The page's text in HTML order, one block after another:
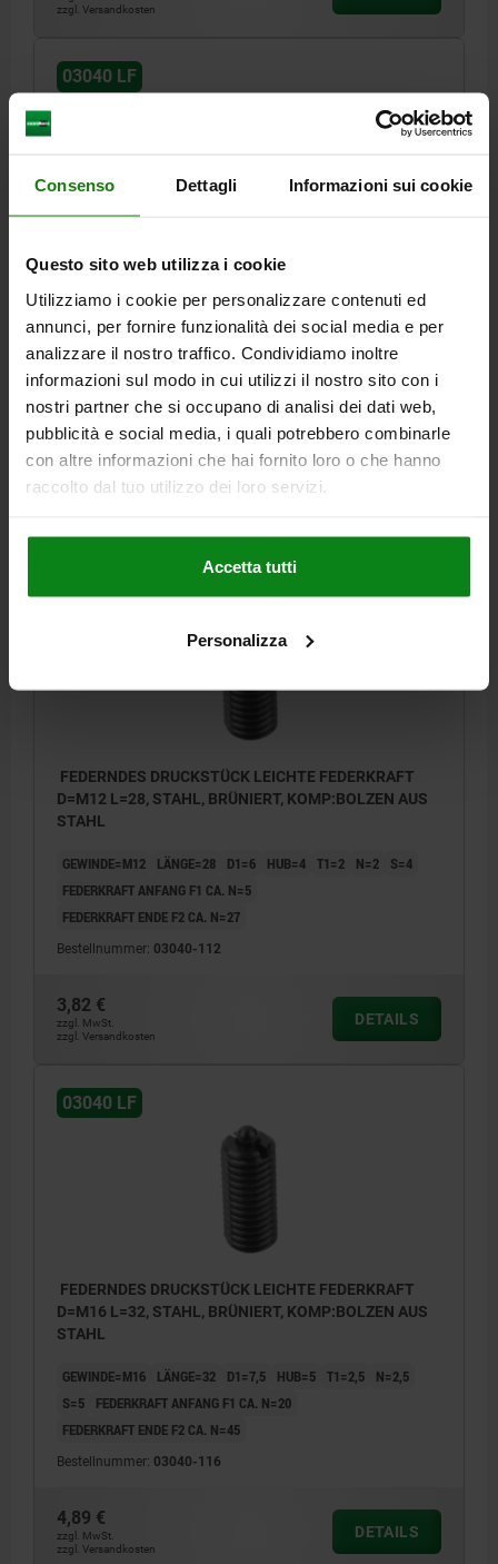
Consenso Dettagli Informazioni sui cookie
Questo sito web utilizza i cookie
Utilizziamo i cookie per personalizzare contenuti ed
annunci, per fornire funzionalità dei social media e per
analizzare il nostro traffico. Condividiamo inoltre
informazioni sul modo in cui utilizzi il nostro sito con i
nostri partner che si occupano di analisi dei dati web,
pubblicità e social media, i quali potrebbero combinarle
con altre informazioni che hai fornito loro o che hanno
raccolto dal tuo utilizzo dei loro servizi.
Accetta tutti
Personalizza
zzgl. Versandkosten
03040 LF
FEDERNDES DRUCKSTÜCK LEICHTE FEDERKRAFT
STAHL
GEWINDE=M10 LÄNGE=22 D1=4 HUB=3 T1=1,4 N=1,6
FEDERKRAFT ANFANG F1 CA. N=4
FEDERKRAFT ENDE F2 CA. N=16
Bestellnummer:03040-110
2,94 €
FEDERNDES DRUCKSTÜCK LEICHTE FEDERKRAFT
D=M12 L=28, STAHL, BRÜNIERT, KOMP:BOLZEN AUS
STAHL
GEWINDE=M12 LÄNGE=28 D1=6 HUB=4 T1=2 N=2
S=4
FEDERKRAFT ANFANG F1 CA. N=5
FEDERKRAFT ENDE F2 CA. N=27
Bestellnummer: 03040-112
3,82 €
zzgl. MwSt.
zzgl. Versandkosten
DETAILS
03040 LF
FEDERNDES DRUCKSTÜCK LEICHTE FEDERKRAFT
D=M16 L=32, STAHL, BRÜNIERT, KOMP:BOLZEN AUS
STAHL
GEWINDE=M16 LÄNGE=32 D1=7,5 HUB=5 T1=2,5
N=2,5
S=5
FEDERKRAFT ANFANG F1 CA. N=20
FEDERKRAFT ENDE F2 CA. N=45
Bestellnummer: 03040-116
4,89 €
zzgl. MwSt.
zzgl. Versandkosten
DETAILS